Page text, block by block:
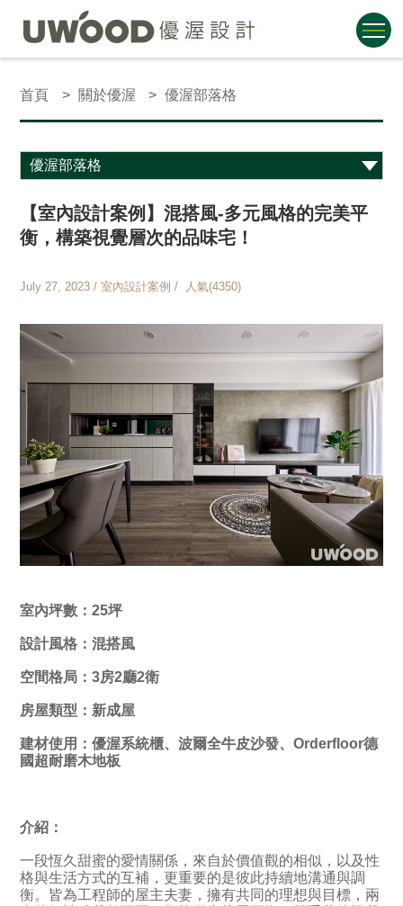
首頁 關於優渥 優渥部落格
【室內設計案例】混搭風-多元風格的完美平
衡，構築視覺層次的品味宅！
July 27, 2023 / 室內設計案例 / 人氣(4350)
室內坪數：25坪
設計風格：混搭風
空間格局：3房2廳2衛
房屋類型：新成屋
建材使用：優渥系統櫃、波爾全牛皮沙發、Orderfloor德
國超耐磨木地板
介紹：
一段恆久甜蜜的愛情關係，來自於價值觀的相似，以及性
格與生活方式的互補，更重要的是彼此持續地溝通與調
衡。皆為工程師的屋主夫妻，擁有共同的理想與目標，兩